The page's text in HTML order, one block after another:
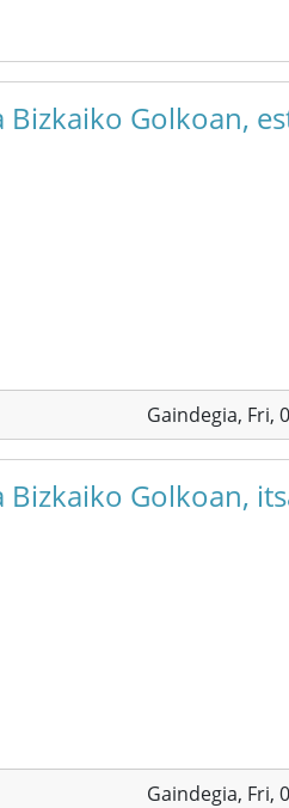
Golkoan,
Gaindegia, Fri,
Golkoan,
Gaindegia, Fri,